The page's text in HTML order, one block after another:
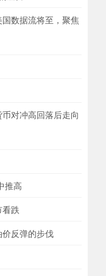
数据流将至，聚焦
对冲高回落后走向
推高
跌
反弹的步伐